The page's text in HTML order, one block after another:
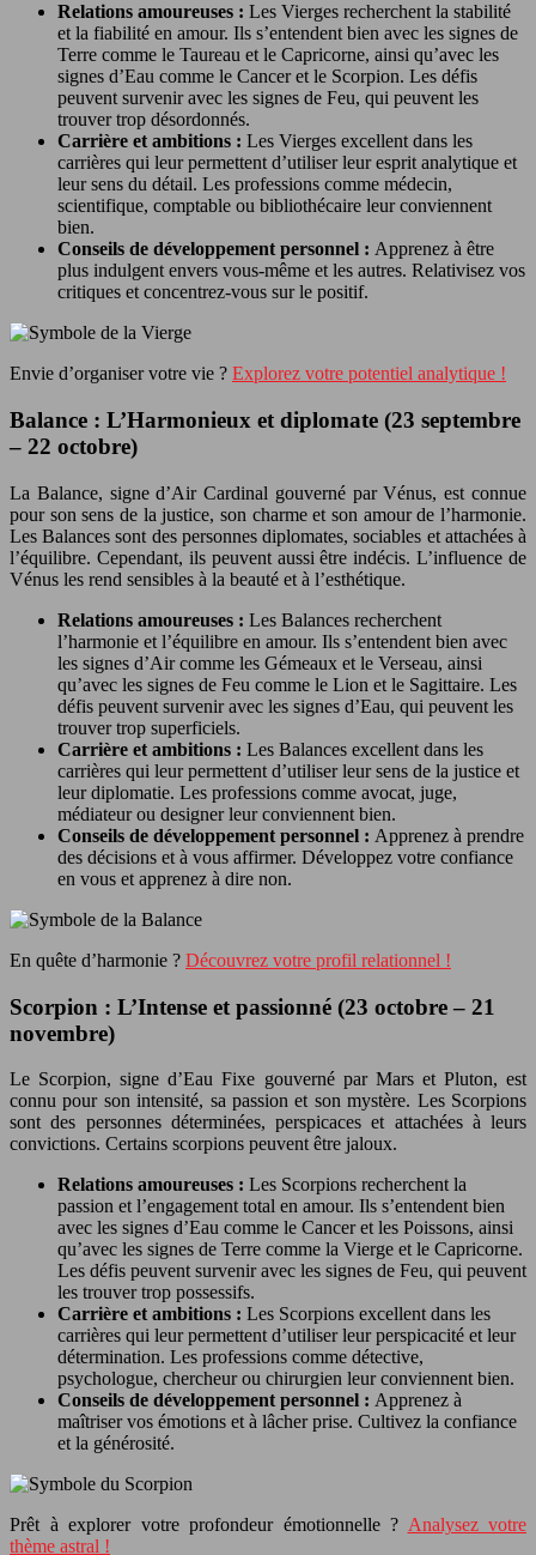
Relations amoureuses : Les Vierges recherchent la stabilité
et la fiabilité en amour. Ils s’entendent bien avec les signes de
Terre comme le Taureau et le Capricorne, ainsi qu’avec les
signes d’Eau comme le Cancer et le Scorpion. Les défis
peuvent survenir avec les signes de Feu, qui peuvent les
trouver trop désordonnés.
Carrière et ambitions : Les Vierges excellent dans les
carrières qui leur permettent d’utiliser leur esprit analytique et
leur sens du détail. Les professions comme médecin,
scientifique, comptable ou bibliothécaire leur conviennent
bien.
Conseils de développement personnel : Apprenez à être
plus indulgent envers vous-même et les autres. Relativisez vos
critiques et concentrez-vous sur le positif.
Envie d’organiser votre vie ? Explorez votre potentiel analytique !
Balance : L’Harmonieux et diplomate (23 septembre
– 22 octobre)
La Balance, signe d’Air Cardinal gouverné par Vénus, est connue
pour son sens de la justice, son charme et son amour de l’harmonie.
Les Balances sont des personnes diplomates, sociables et attachées à
l’équilibre. Cependant, ils peuvent aussi être indécis. L’influence de
Vénus les rend sensibles à la beauté et à l’esthétique.
Relations amoureuses : Les Balances recherchent
l’harmonie et l’équilibre en amour. Ils s’entendent bien avec
les signes d’Air comme les Gémeaux et le Verseau, ainsi
qu’avec les signes de Feu comme le Lion et le Sagittaire. Les
défis peuvent survenir avec les signes d’Eau, qui peuvent les
trouver trop superficiels.
Carrière et ambitions : Les Balances excellent dans les
carrières qui leur permettent d’utiliser leur sens de la justice et
leur diplomatie. Les professions comme avocat, juge,
médiateur ou designer leur conviennent bien.
Conseils de développement personnel : Apprenez à prendre
des décisions et à vous affirmer. Développez votre confiance
en vous et apprenez à dire non.
En quête d’harmonie ? Découvrez votre profil relationnel !
Scorpion : L’Intense et passionné (23 octobre – 21
novembre)
Le Scorpion, signe d’Eau Fixe gouverné par Mars et Pluton, est
connu pour son intensité, sa passion et son mystère. Les Scorpions
sont des personnes déterminées, perspicaces et attachées à leurs
convictions. Certains scorpions peuvent être jaloux.
Relations amoureuses : Les Scorpions recherchent la
passion et l’engagement total en amour. Ils s’entendent bien
avec les signes d’Eau comme le Cancer et les Poissons, ainsi
qu’avec les signes de Terre comme la Vierge et le Capricorne.
Les défis peuvent survenir avec les signes de Feu, qui peuvent
les trouver trop possessifs.
Carrière et ambitions : Les Scorpions excellent dans les
carrières qui leur permettent d’utiliser leur perspicacité et leur
détermination. Les professions comme détective,
psychologue, chercheur ou chirurgien leur conviennent bien.
Conseils de développement personnel : Apprenez à
maîtriser vos émotions et à lâcher prise. Cultivez la confiance
et la générosité.
Prêt à explorer votre profondeur émotionnelle ? Analysez votre
thème astral !